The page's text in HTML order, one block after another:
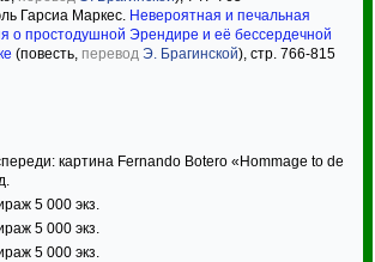
Гарсиа Маркес. Невероятная и печальная
о простодушной Эрендире и её бессердечной
(повесть, перевод Э. Брагинской), стр. 766-815
картина Fernando Botero «Hommage to de
5 000 экз.
5 000 экз.
5 000 экз.